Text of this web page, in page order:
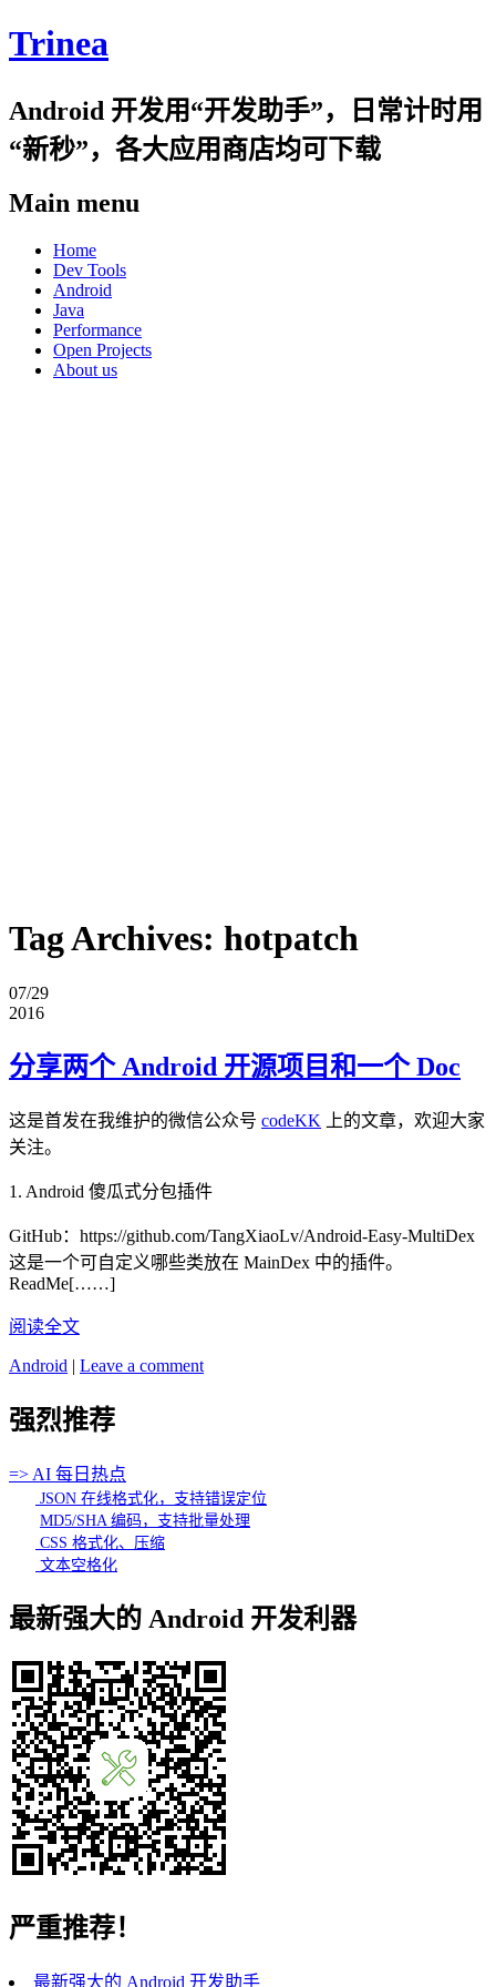
Trinea
Android 开发用“开发助手”，日常计时用
“新秒”，各大应用商店均可下载
Main menu
Skip
content
Home
Dev Tools
Android
Java
Performance
Open Projects
About us
Tag Archives: hotpatch
07/29
2016
分享两个 Android 开源项目和一个 Doc
这是首发在我维护的微信公众号 codeKK 上的文章，欢迎大家
关注。
1. Android 傻瓜式分包插件
GitHub：https://github.com/TangXiaoLv/Android-Easy-MultiDex
这是一个可自定义哪些类放在 MainDex 中的插件。
ReadMe[……]
阅读全文
Android | Leave a comment
强烈推荐
=> AI 每日热点
JSON 在线格式化，支持错误定位
MD5/SHA 编码，支持批量处理
CSS 格式化、压缩
文本空格化
最新强大的 Android 开发利器
严重推荐！
最新强大的 Android 开发助手